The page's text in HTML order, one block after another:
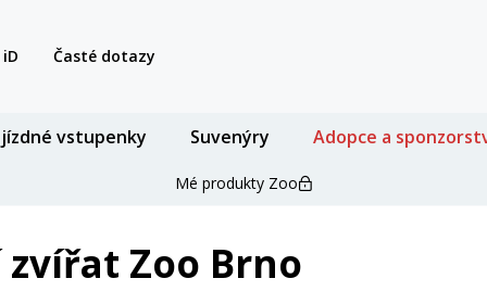
Časté dotazy
vstupenky Suvenýry Adopce a
Mé produkty Zoo
Zoo Brno